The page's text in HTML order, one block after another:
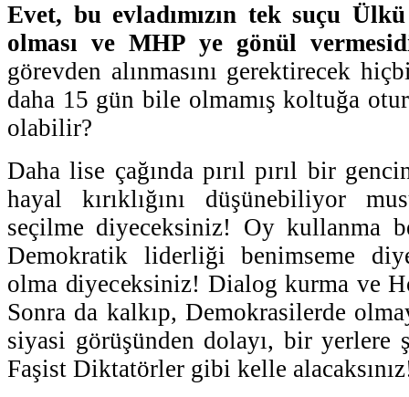
Evet, bu evladımızın tek suçu
olması ve MHP ye gönül
görevden alınmasını gerektirecek
daha 15 gün bile olmamış koltuğa
olabilir?
Daha lise çağında pırıl pırıl bir
hayal kırıklığını düşünebiliyor
seçilme diyeceksiniz! Oy kullanma
Demokratik liderliği benimseme
olma diyeceksiniz! Dialog kurma ve
Sonra da kalkıp, Demokrasilerde
siyasi görüşünden dolayı, bir yerlere
Faşist Diktatörler gibi kelle